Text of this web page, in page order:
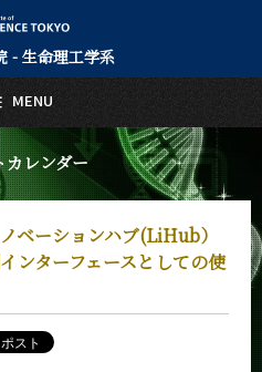
- 生命理工学系
カレンダー
ベーションハブ(LiHub）
ンターフェースとしての使
MENU
English